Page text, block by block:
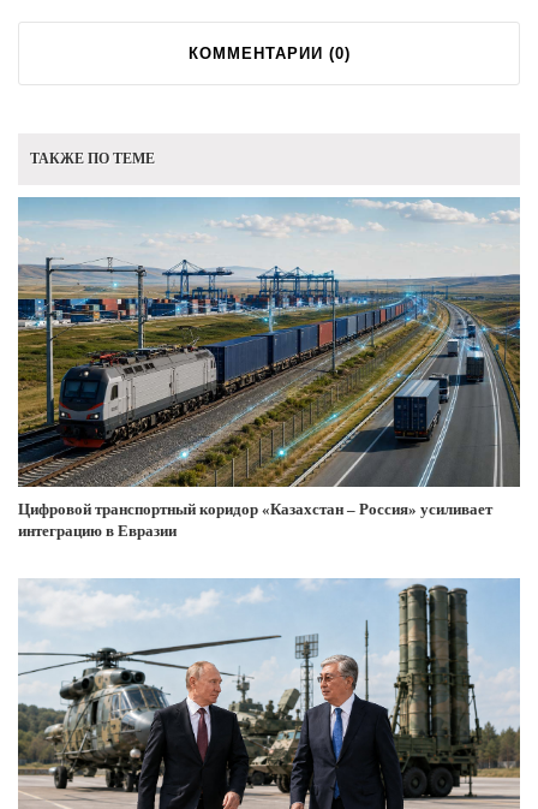
КОММЕНТАРИИ (0)
ТАКЖЕ ПО ТЕМЕ
Цифровой транспортный коридор «Казахстан – Россия» усиливает
интеграцию в Евразии